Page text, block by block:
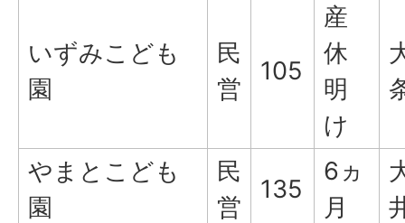
いずみこども
園
民
営
105
産
休
明
け
やまとこども
園
民
営
135
6ヵ
月